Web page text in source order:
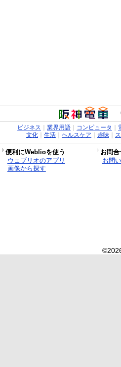
ビジネス 業界用語｜ コンピュータ
文化｜ 生活｜ ヘルスケア 趣味｜
便利にWeblioを使う
お問
ウェブリオのアプリ
画像から探す
お問